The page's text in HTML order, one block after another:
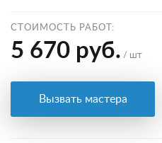
СТОИМОСТЬ РАБОТ:
5 670 руб. / шт
Вызвать мастера